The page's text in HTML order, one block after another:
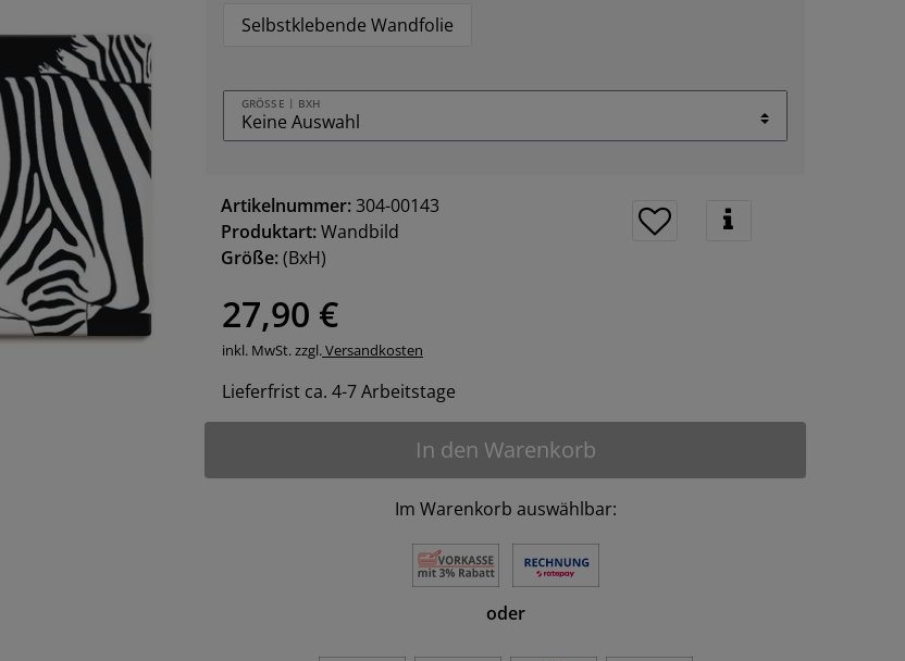
Selbstklebende Wandfolie
GRÖSSE | BXH
Artikelnummer:304-00143
Produktart:Wandbild
Größe:(BxH)
27,90 €
inkl. MwSt. zzgl. Versandkosten
Lieferfrist ca. 4-7 Arbeitstage
In den Warenkorb
Im Warenkorb auswählbar:
oder